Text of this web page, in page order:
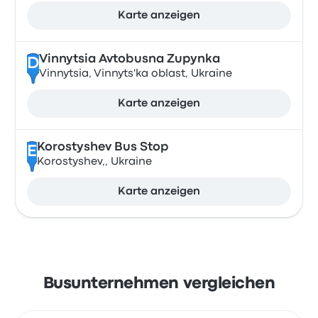
Karte anzeigen
DVinnytsia Avtobusna Zupynka
Vinnytsia, Vinnyts'ka oblast, Ukraine
Karte anzeigen
E Korostyshev Bus Stop
Korostyshev,, Ukraine
Karte anzeigen
Busunternehmen vergleichen